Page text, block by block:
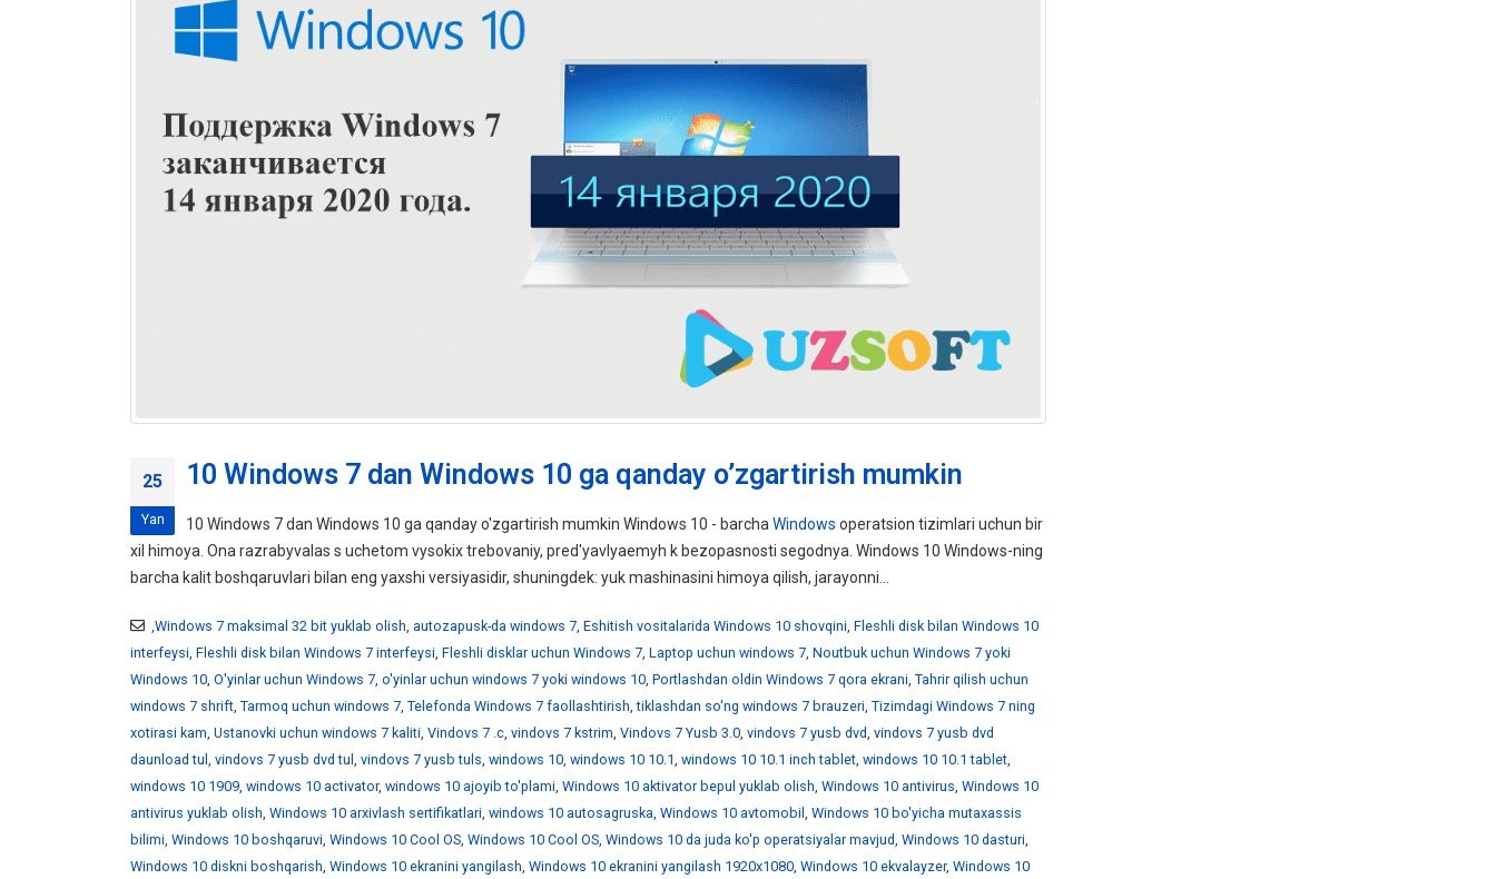
25
Yan
10 Windows 7 dan Windows 10 ga qanday o’zgartirish mumkin
10 Windows 7 dan Windows 10 ga qanday o'zgartirish mumkin Windows 10 - barcha Windows operatsion tizimlari uchun bir
xil himoya. Ona razrabyvalas s uchetom vysokix trebovaniy, pred'yavlyaemyh k bezopasnosti segodnya. Windows 10 Windows-ning
barcha kalit boshqaruvlari bilan eng yaxshi versiyasidir, shuningdek: yuk mashinasini himoya qilish, jarayonni...
,Windows 7 maksimal 32 bit yuklab olish, autozapusk-da windows 7, Eshitish vositalarida Windows 10 shovqini, Fleshli disk bilan Windows 10
interfeysi, Fleshli disk bilan Windows 7 interfeysi, Fleshli disklar uchun Windows 7, Laptop uchun windows 7, Noutbuk uchun Windows 7 yoki
Windows 10, O'yinlar uchun Windows 7, o'yinlar uchun windows 7 yoki windows 10, Portlashdan oldin Windows 7 qora ekrani, Tahrir qilish uchun
windows 7 shrift, Tarmoq uchun windows 7, Telefonda Windows 7 faollashtirish,tiklashdan so'ng windows 7 brauzeri, Tizimdagi Windows 7 ning
xotirasi kam, Ustanovki uchun windows 7 kaliti, Vindovs 7 .c, vindovs 7 kstrim, Vindovs 7 Yusb 3.0, vindovs 7 yusb dvd, vindovs 7 yusb dvd
daunload tul , vindovs 7 yusb dvd tul , vindovs 7 yusb tuls, windows 10, windows 10 10.1, windows 10 10.1 inch tablet, windows 10 10.1 tablet,
windows 10 1909, windows 10 activator, windows 10 ajoyib to'plami, Windows 10 aktivator bepul yuklab olish, Windows 10 antivirus, Windows 10
antivirus yuklab olish, Windows 10 arxivlash sertifikatlari, windows 10 autosagruska, Windows 10 avtomobil , Windows 10 bo'yicha mutaxassis
bilimi, Windows 10 boshqaruvi, Windows 10 Cool OS, Windows 10 Cool OS, Windows 10 da juda ko'p operatsiyalar mavjud, Windows 10 dasturi,
Windows 10 diskni boshqarish, Windows 10 ekranini yangilash, Windows 10 ekranini yangilash 1920x1080, Windows 10 ekvalayzer, Windows 10